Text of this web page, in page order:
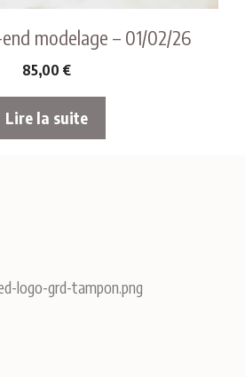
modelage – 01/02/26
85,00 €
Lire la suite